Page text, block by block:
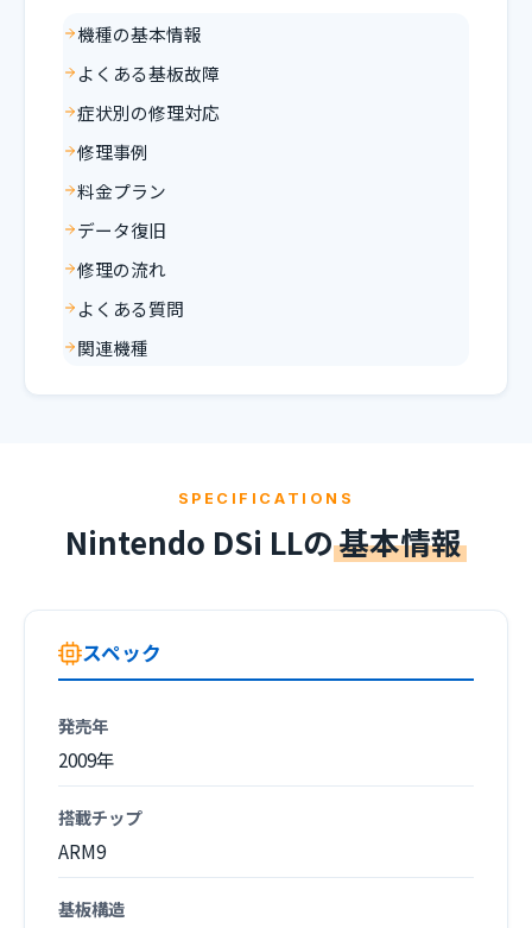
機種の基本情報
よくある基板故障
症状別の修理対応
修理事例
料金プラン
データ復旧
修理の流れ
よくある質問
関連機種
SPECIFICATIONS
Nintendo DSi LLの基本情報
スペック
発売年
2009年
搭載チップ
ARM9
基板構造